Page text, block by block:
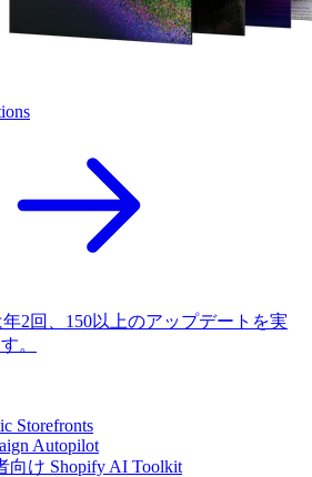
年2回、150以上のアップデートを実
。
Storefronts
Autopilot
向け Shopify AI Toolkit